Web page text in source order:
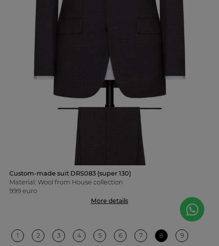
Custom-made suit DRS083 (super 130)
Material: Wool from House collection
999 euro
More details
1 2 3 4 5 6 7 8 9